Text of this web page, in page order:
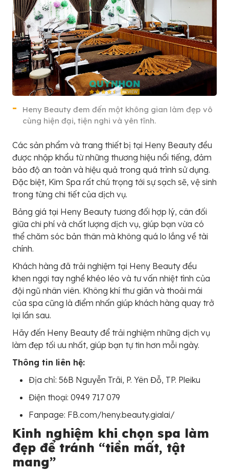
Heny Beauty đem đến một không gian làm đẹp vô
cùng hiện đại, tiện nghi và yên tĩnh.
Các sản phẩm và trang thiết bị tại Heny Beauty đều
được nhập khẩu từ những thương hiệu nổi tiếng, đảm
bảo độ an toàn và hiệu quả trong quá trình sử dụng.
Đặc biệt, Kim Spa rất chú trọng tới sự sạch sẽ, vệ sinh
trong từng chi tiết của dịch vụ.
Bảng giá tại Heny Beauty tương đối hợp lý, cân đối
giữa chi phí và chất lượng dịch vụ, giúp bạn vừa có
thể chăm sóc bản thân mà không quá lo lắng về tài
chính.
Khách hàng đã trải nghiệm tại Heny Beauty đều
khen ngợi tay nghề khéo léo và tư vấn nhiệt tình của
đội ngũ nhân viên. Không khí thư giãn và thoải mái
của spa cũng là điểm nhấn giúp khách hàng quay trở
lại lần sau.
Hãy đến Heny Beauty để trải nghiệm những dịch vụ
làm đẹp tối ưu nhất, giúp bạn tự tin hơn mỗi ngày.
Thông tin liên hệ:
Địa chỉ: 56B Nguyễn Trãi, P. Yên Đỗ, TP. Pleiku
Điện thoại: 0949 717 079
Fanpage: FB.com/heny.beauty.gialai/
Kinh nghiệm khi chọn spa làm
đẹp để tránh “tiền mất, tật
mang”